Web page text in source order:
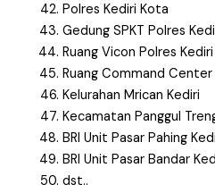
Polres Kediri Kota
Gedung SPKT Polres
Ruang Vicon Polres
Ruang Command
Kelurahan Mrican Kediri
Kecamatan Panggul
BRI Unit Pasar Pahing
BRI Unit Pasar Bandar
dst..